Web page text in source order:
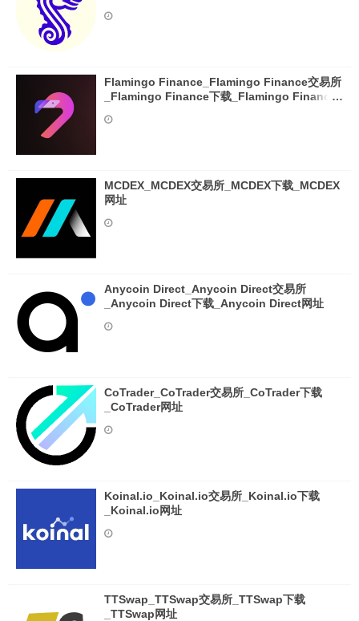
Flamingo Finance_Flamingo Finance交易所
_Flamingo Finance下载_Flamingo Finance
MCDEX_MCDEX交易所_MCDEX下载_MCDEX
网址
Anycoin Direct_Anycoin Direct交易所
_Anycoin Direct下载_Anycoin Direct网址
CoTrader_CoTrader交易所_CoTrader下载
_CoTrader网址
Koinal.io_Koinal.io交易所_Koinal.io下载
_Koinal.io网址
TTSwap_TTSwap交易所_TTSwap下载
_TTSwap网址